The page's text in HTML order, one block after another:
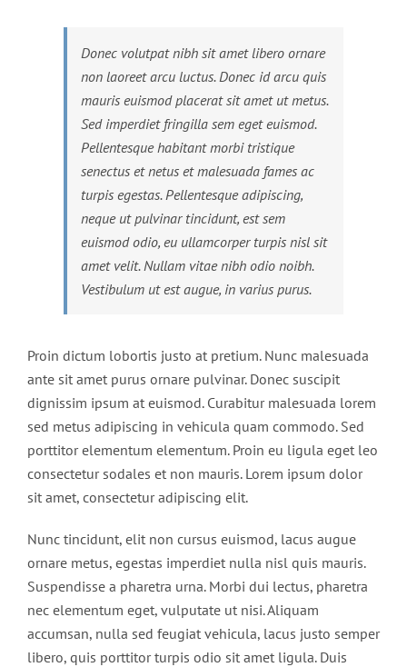
Donec volutpat nibh sit amet libero ornare
non laoreet arcu luctus. Donec id arcu quis
mauris euismod placerat sit amet ut metus.
Sed imperdiet fringilla sem eget euismod.
Pellentesque habitant morbi tristique
senectus et netus et malesuada fames ac
turpis egestas. Pellentesque adipiscing,
neque ut pulvinar tincidunt, est sem
euismod odio, eu ullamcorper turpis nisl sit
amet velit. Nullam vitae nibh odio noibh.
Vestibulum ut est augue, in varius purus.
Proin dictum lobortis justo at pretium. Nunc malesuada
ante sit amet purus ornare pulvinar. Donec suscipit
dignissim ipsum at euismod. Curabitur malesuada lorem
sed metus adipiscing in vehicula quam commodo. Sed
porttitor elementum elementum. Proin eu ligula eget leo
consectetur sodales et non mauris. Lorem ipsum dolor
sit amet, consectetur adipiscing elit.
Nunc tincidunt, elit non cursus euismod, lacus augue
ornare metus, egestas imperdiet nulla nisl quis mauris.
Suspendisse a pharetra urna. Morbi dui lectus, pharetra
nec elementum eget, vulputate ut nisi. Aliquam
accumsan, nulla sed feugiat vehicula, lacus justo semper
libero, quis porttitor turpis odio sit amet ligula. Duis